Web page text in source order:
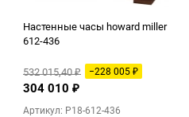
Настенные часы howard miller
612-436
532 015,40₽ −228 005 ₽
304 010 ₽
Артикул: P18-612-436